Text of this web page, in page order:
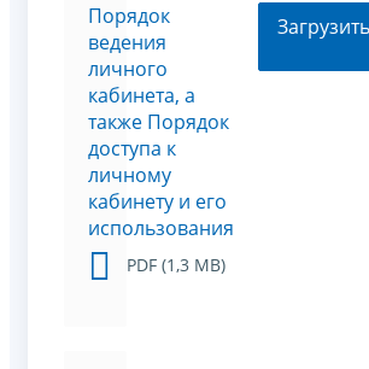
Порядок
ведения
личного
кабинета, а
также Порядок
доступа к
личному
кабинету и его
использования
PDF (1,3 MB)
Загрузить